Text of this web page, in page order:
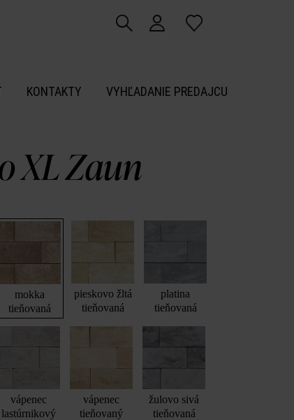
KONTAKTY VYHĽADANIE PREDAJCU
XL Zaun
mokka
tieňovaná
pieskovo žltá
tieňovaná
platina
tieňovaná
vápenec
lastúrnikový
vápenec
tieňovaný
žulovo sivá
tieňovaná